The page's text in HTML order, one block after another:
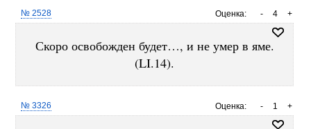
Оценка: +
4
-
№ 2528
Скоро освобожден будет…, и не умер в яме.
(LI.14).
Оценка: +
1
-
№ 3326